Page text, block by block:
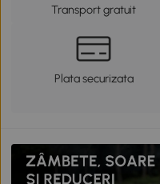
Transport gratuit
Plata securizata